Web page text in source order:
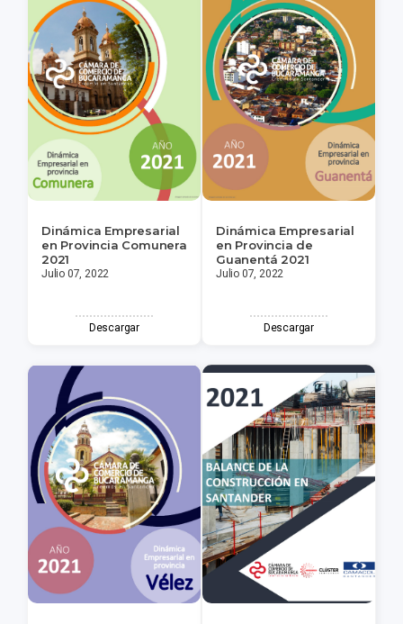
Dinámica Empresarial
en Provincia Comunera
2021
Julio 07, 2022
Descargar
Dinámica Empresarial
en Provincia de
Guanentá 2021
Julio 07, 2022
Descargar